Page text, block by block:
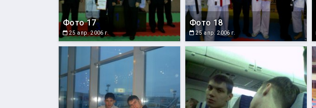
Фото 17
25 апр. 2006 г.
Фото 18
25 апр. 2006 г.